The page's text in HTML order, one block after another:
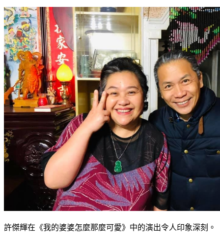
許傑輝在《我的婆婆怎麼那麼可愛》中的演出令人印象深刻。